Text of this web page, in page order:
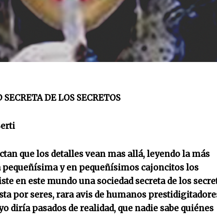
DE LOS SECRETOS
que los detalles vean mas allá, leyendo la más
y en pequeñísimos cajoncitos los
en este mundo una sociedad secreta de los
por seres, rara avis de humanos
diría pasados de realidad, que nadie sabe quiénes